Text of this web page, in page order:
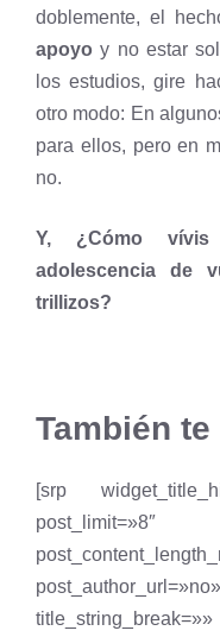
doblemente, el
apoyo y no estar
los estudios, gire
otro modo: En
para ellos, pero en
no.
Y, ¿Cómo
adolescencia de
trillizos?
También
[srp
post_limit=»8″